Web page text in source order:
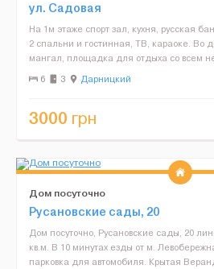
ул. Садовая
На 1м этаже спорт зал, кухня, русская
2 cпальни и гостинная, ТВ, караоке. Во
мангал, площадка для отдыха со всем
машин. Цена до 4-х человек 2500 грн с в...
6 3 Дарницкий
3000 грн
Дом посуточно
Русановские сады, 20
Дом посуточно, Русановские сады, 20
кв.м. В 10 минутах езды от м.
парковка для автомобиля. Крытая